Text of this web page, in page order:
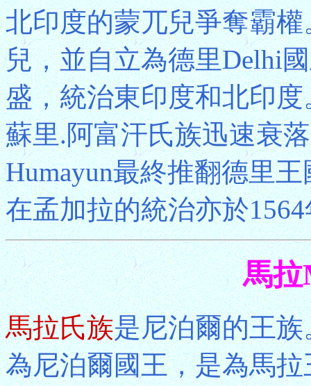
北印度的蒙兀兒爭奪霸
兒，並自立為德里Delhi
盛，統治東印度和北印
蘇里.阿富汗氏族迅速衰
Humayun最終推翻德里
在孟加拉的統治亦於
馬
馬拉氏族是尼泊爾的王
為尼泊爾國王，是為馬